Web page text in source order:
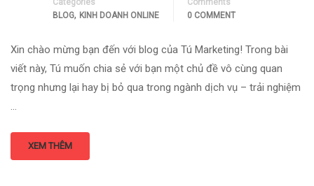
Categories
BLOG, KINH DOANH ONLINE
Comments
0 COMMENT
Xin chào mừng bạn đến với blog của Tú Marketing! Trong bài
viết này, Tú muốn chia sẻ với bạn một chủ đề vô cùng quan
trọng nhưng lại hay bị bỏ qua trong ngành dịch vụ – trải nghiệm
…
XEM THÊM